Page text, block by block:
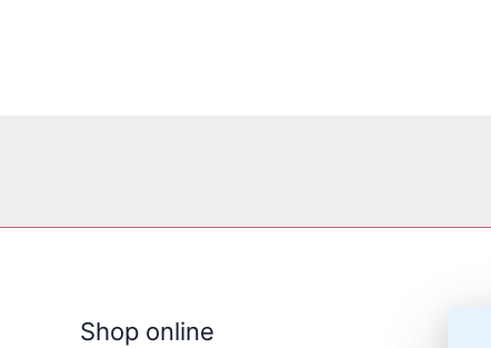
Shop online